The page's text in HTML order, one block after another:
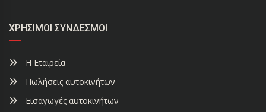
ΧΡΉΣΙΜΟΙ ΣΎΝΔΕΣΜΟΙ
Η Εταιρεία
Πωλήσεις αυτοκινήτων
Εισαγωγές αυτοκινήτων